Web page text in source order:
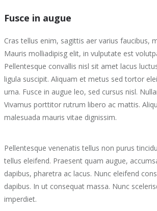
Fusce in augue
Cras tellus enim, sagittis aer varius faucibus,
Mauris molliadipisg elit, in vulputate est
Pellentesque convallis nisl sit amet lacus
ligula suscipit. Aliquam et metus sed tortor
urna. Fusce in augue leo, sed cursus nisl.
Vivamus porttitor rutrum libero ac mattis.
malesuada mauris vitae dignissim.
Pellentesque venenatis tellus non purus
tellus eleifend. Praesent quam augue,
dapibus, pharetra ac lacus. Nunc eleifend
dapibus. In ut consequat massa. Nunc
imperdiet.